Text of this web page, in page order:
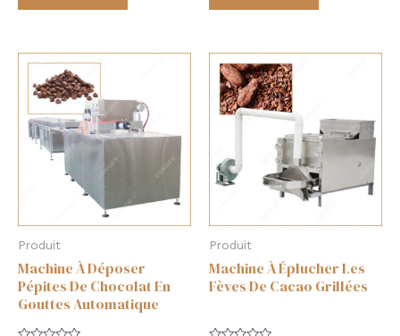
5
5
Produit
Machine À Déposer
Pépites De Chocolat En
Gouttes Automatique
Produit
Machine À Éplucher Les
Fèves De Cacao Grillées